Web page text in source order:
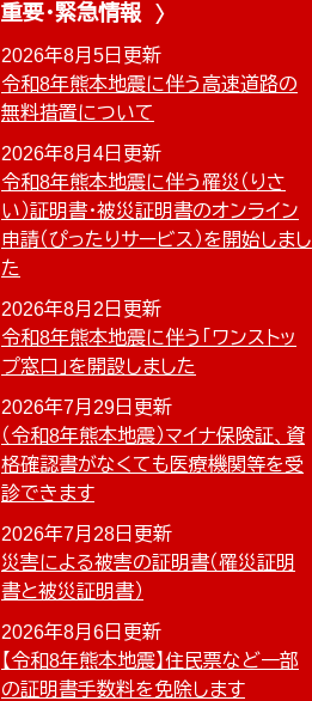
重要・緊急情報
2026年8月5日更新
令和8年熊本地震に伴う高速道路の
無料措置について
2026年8月4日更新
令和8年熊本地震に伴う罹災（りさ
い）証明書・被災証明書のオンライン
申請（ぴったりサービス）を開始しまし
た
2026年8月2日更新
令和8年熊本地震に伴う「ワンストッ
プ窓口」を開設しました
2026年7月29日更新
（令和8年熊本地震）マイナ保険証、資
格確認書がなくても医療機関等を受
診できます
2026年7月28日更新
災害による被害の証明書（罹災証明
書と被災証明書）
2026年8月6日更新
【令和8年熊本地震】住民票など一部
の証明書手数料を免除します